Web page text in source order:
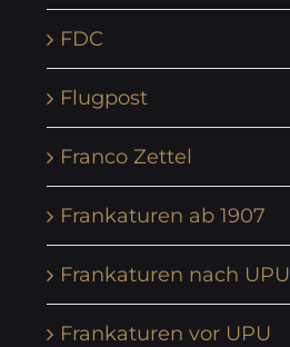
FDC
Flugpost
Franco Zettel
Frankaturen ab 1907
Frankaturen nach UPU
Frankaturen vor UPU